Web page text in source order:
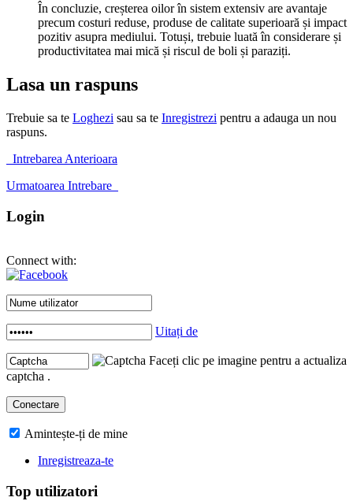
În concluzie, creșterea oilor în sistem extensiv are avantaje
precum costuri reduse, produse de calitate superioară și impact
pozitiv asupra mediului. Totuși, trebuie luată în considerare și
productivitatea mai mică și riscul de boli și paraziți.
Lasa un raspuns
Trebuie sa te Loghezi sau sa te Inregistrezi pentru a adauga un nou
raspuns.
Intrebarea Anterioara
Urmatoarea Intrebare
Login
Connect with:
Uitați de
Faceți clic pe imagine pentru a actualiza
captcha .
Amintește-ți de mine
Inregistreaza-te
Top utilizatori